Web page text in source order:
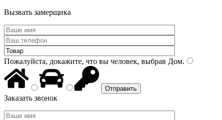
Вызвать замерщика
Пожалуйста, докажите, что вы человек, выбрав Дом.
Заказать звонок